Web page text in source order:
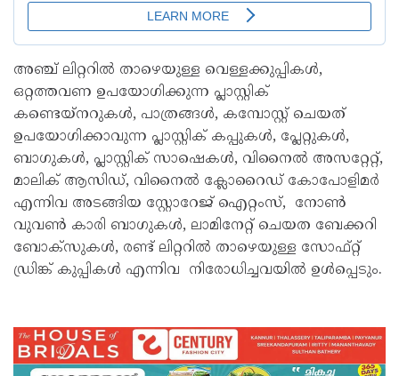
അഞ്ച് ലിറ്ററിൽ താഴെയുള്ള വെള്ളക്കുപ്പികൾ,
ഒറ്റത്തവണ ഉപയോഗിക്കുന്ന പ്ലാസ്റ്റിക്
കണ്ടെയ്‌നറുകൾ, പാത്രങ്ങൾ, കമ്പോസ്റ്റ് ചെയത്
ഉപയോഗിക്കാവുന്ന പ്ലാസ്റ്റിക് കപ്പുകൾ, പ്ലേറ്റുകൾ,
ബാഗുകൾ, പ്ലാസ്റ്റിക് സാഷെകൾ, വിനൈൽ അസറ്റേറ്റ്,
മാലിക് ആസിഡ്, വിനൈൽ ക്ലോറൈഡ് കോപോളിമർ
എന്നിവ അടങ്ങിയ സ്റ്റോറേജ് ഐറ്റംസ്, നോൺ
വുവൺ കാരി ബാഗുകൾ, ലാമിനേറ്റ് ചെയത ബേക്കറി
ബോക്‌സുകൾ, രണ്ട് ലിറ്ററിൽ താഴെയുള്ള സോഫ്റ്റ്
ഡ്രിങ്ക് കുപ്പികൾ എന്നിവ നിരോധിച്ചവയിൽ ഉൾപ്പെടും.